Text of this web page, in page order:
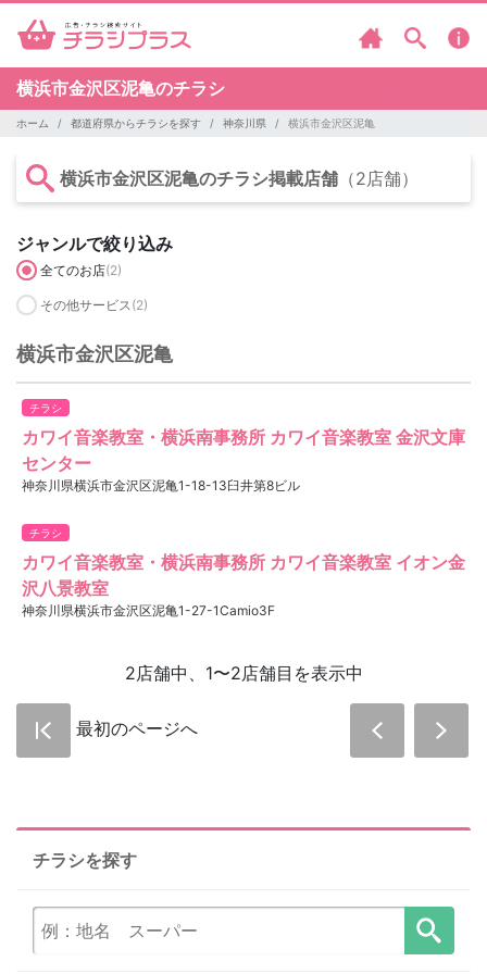
横浜市金沢区泥亀のチラシ
ホーム 都道府県からチラシを探す 神奈川県 横浜市金沢区泥亀
横浜市金沢区泥亀のチラシ掲載店舗 （2店舗）
ジャンルで絞り込み
全てのお店(2)
その他サービス (2)
横浜市金沢区泥亀
チラシ
カワイ音楽教室・横浜南事務所 カワイ音楽教室 金沢文庫
センター
神奈川県横浜市金沢区泥亀1-18-13臼井第8ビル
チラシ
カワイ音楽教室・横浜南事務所 カワイ音楽教室 イオン金
沢八景教室
神奈川県横浜市金沢区泥亀1-27-1Camio3F
2店舗中、1〜2店舗目を表示中
最初のページへ
チラシを探す